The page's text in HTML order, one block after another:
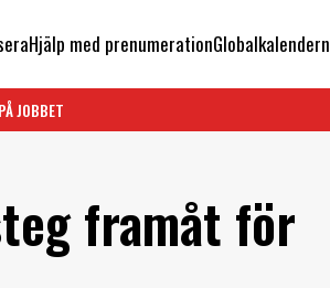
Hjälp med prenumerationGlobalkalendern
JOBBET
framåt för